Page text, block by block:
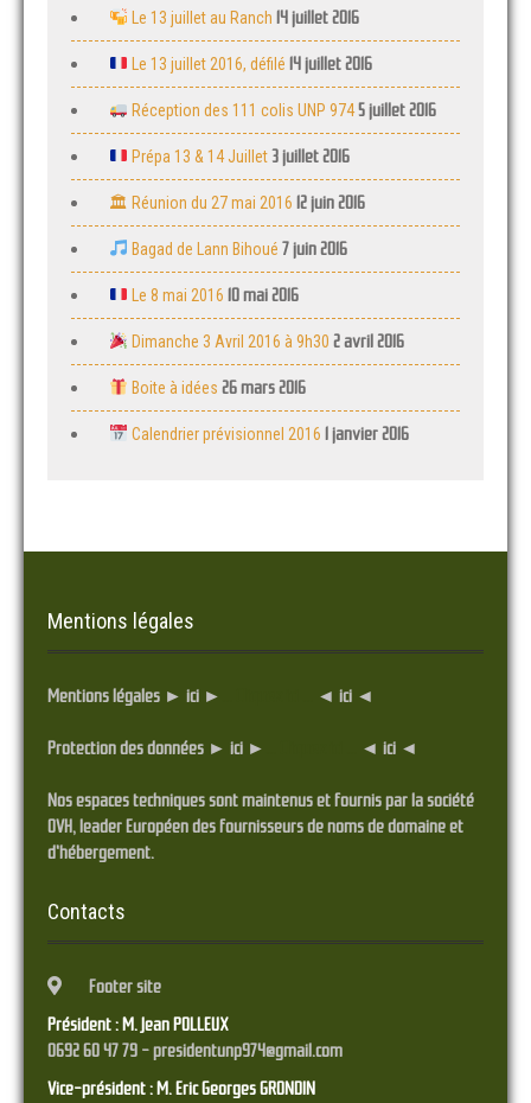
Le 13 juillet au Ranch 14 juillet 2016
Le 13 juillet 2016, défilé 14 juillet 2016
Réception des 111 colis UNP 9745 juillet 2016
Prépa 13 & 14 Juillet3 juillet 2016
🏛 Réunion du 27 mai 2016 12 juin 2016
Bagad de Lann Bihoué 7 juin 2016
Le 8 mai 2016 10 mai 2016
Dimanche 3 Avril 2016 à 9h30 2 avril 2016
Boite à idées 26 mars 2016
Calendrier prévisionnel 2016 1 janvier 2016
Mentions légales
Mentions légales ► ici ► ◄ ici ◄
Protection des données ► ici ► ◄ ici ◄
Nos espaces techniques sont maintenus et fournis par la société
OVH, leader Européen des fournisseurs de noms de domaine et
d'hébergement.
Contacts
Footer site
Président : M. Jean POLLEUX
0692 60 47 79 - presidentunp974@gmail.com
Vice-président : M. Eric Georges GRONDIN